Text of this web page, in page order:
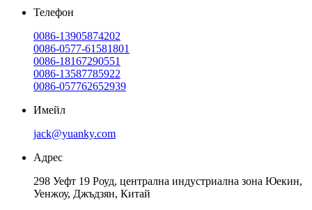
Телефон
0086-13905874202
0086-0577-61581801
0086-18167290551
0086-13587785922
0086-057762652939
Имейл
jack@yuanky.com
Адрес
298 Уефт 19 Роуд, централна индустриална зона Юекин,
Уенжоу, Джъдзян, Китай